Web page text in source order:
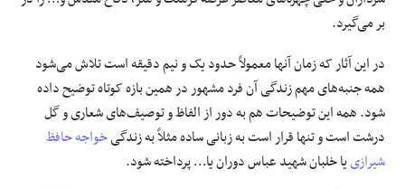
بر می‌گیرد.
در این آثار که زمان آنها معمولاً حدود یک و نیم دقیقه است تلاش می‌شود
همه جنبه‌های مهم زندگی آن فرد مشهور در همین بازه کوتاه توضیح داده
شود. همه این توضیحات هم به دور از الفاظ و توصیف‌های شعاری و گل
درشت است و تنها قرار است به زبانی ساده مثلاً به زندگیخواجه حافظ
شیرازییا خلبان شهید عباس دوران یا… پرداخته شود.